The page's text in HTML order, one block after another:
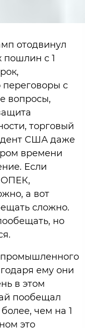
отодвинул
с 1
переговоры с
вопросы,
торговый
США даже
времени
Если
ОПЕК,
а вот
сложно.
но
промышленного
ему они
в этом
пообещал
чем на 1
это